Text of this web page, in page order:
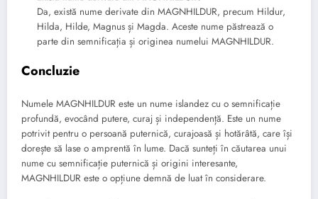
Da, există nume derivate din MAGNHILDUR, precum Hildur,
Hilda, Hilde, Magnus și Magda. Aceste nume păstrează o
parte din semnificația și originea numelui MAGNHILDUR.
Concluzie
Numele MAGNHILDUR este un nume islandez cu o semnificație
profundă, evocând putere, curaj și independență. Este un nume
potrivit pentru o persoană puternică, curajoasă și hotărâtă, care își
dorește să lase o amprentă în lume. Dacă sunteți în căutarea unui
nume cu semnificație puternică și origini interesante,
MAGNHILDUR este o opțiune demnă de luat în considerare.